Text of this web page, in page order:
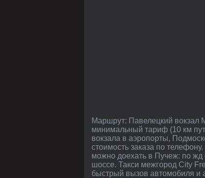
Маршрут: Павелецкий вокзал Москва (метро Павелецкая, Кожевническая улица). Сколько стоит такси до Павелецкого вокзала:
минимальный тариф (10 км
вокзала в аэропорты,
стоимость заказа по
можно доехать в Пучеж: по жд
шоссе. Такси межгород City
быстрый вызов автомобиля и